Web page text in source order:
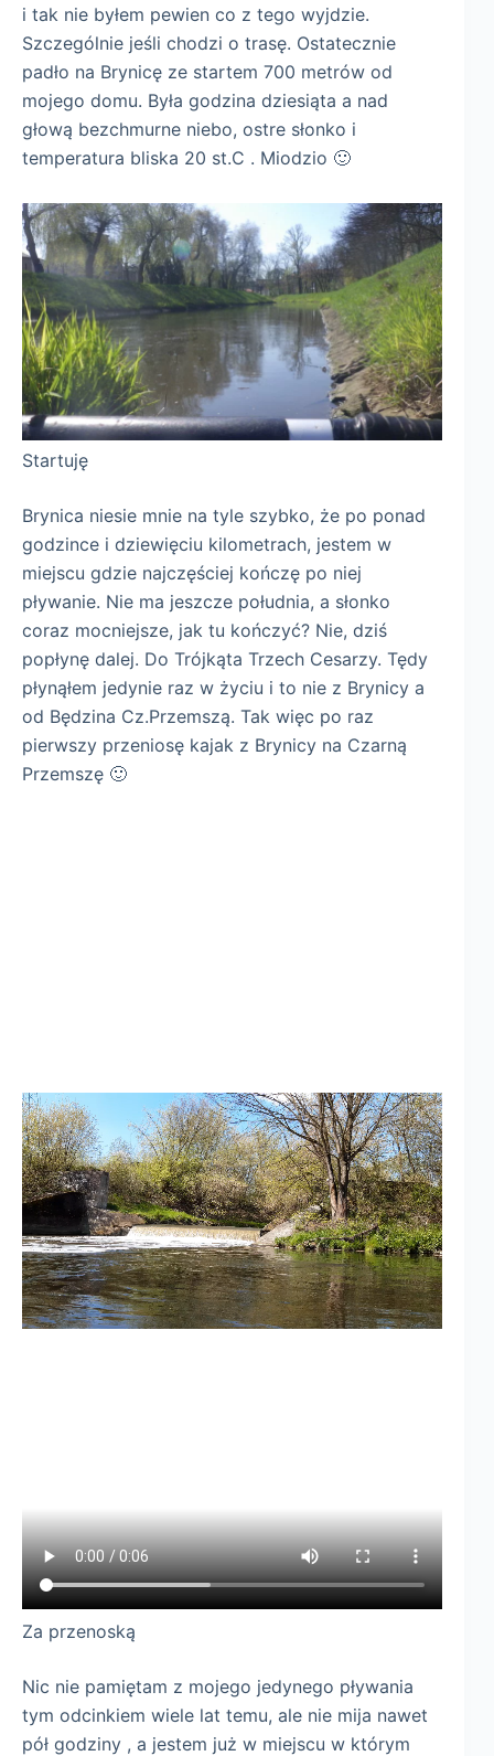
i tak nie byłem pewien co z tego wyjdzie.
Szczególnie jeśli chodzi o trasę. Ostatecznie
padło na Brynicę ze startem 700 metrów od
mojego domu. Była godzina dziesiąta a nad
głową bezchmurne niebo, ostre słonko i
temperatura bliska 20 st.C . Miodzio 🙂
Startuję
Brynica niesie mnie na tyle szybko, że po ponad
godzince i dziewięciu kilometrach, jestem w
miejscu gdzie najczęściej kończę po niej
pływanie. Nie ma jeszcze południa, a słonko
coraz mocniejsze, jak tu kończyć? Nie, dziś
popłynę dalej. Do Trójkąta Trzech Cesarzy. Tędy
płynąłem jedynie raz w życiu i to nie z Brynicy a
od Będzina Cz.Przemszą. Tak więc po raz
pierwszy przeniosę kajak z Brynicy na Czarną
Przemszę 🙂
Za przenoską
Nic nie pamiętam z mojego jedynego pływania
tym odcinkiem wiele lat temu, ale nie mija nawet
pół godziny , a jestem już w miejscu w którym